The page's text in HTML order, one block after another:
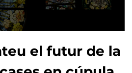
el futur de la